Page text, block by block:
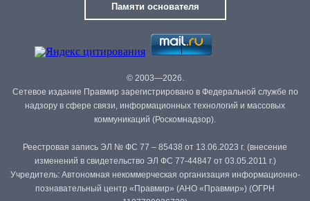
Памяти основателя
© 2003—2026.
Сетевое издание Правмир зарегистрировано в Федеральной службе по
надзору в сфере связи, информационных технологий и массовых
коммуникаций (Роскомнадзор).
Реестровая запись ЭЛ № ФС 77 – 85438 от 13.06.2023 г. (внесение
изменений в свидетельство ЭЛ ФС 77-44847 от 03.05.2011 г.)
Учредитель: Автономная некоммерческая организация информационно-
познавательный центр «Правмир» (АНО «Правмир») (ОГРН